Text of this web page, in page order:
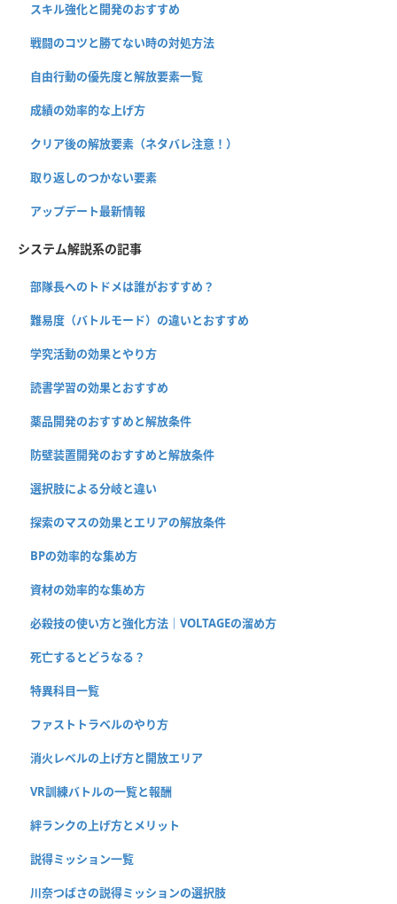
スキル強化と開発のおすすめ
戦闘のコツと勝てない時の対処方法
自由行動の優先度と解放要素一覧
成績の効率的な上げ方
クリア後の解放要素（ネタバレ注意！）
取り返しのつかない要素
アップデート最新情報
システム解説系の記事
部隊長へのトドメは誰がおすすめ？
難易度（バトルモード）の違いとおすすめ
学究活動の効果とやり方
読書学習の効果とおすすめ
薬品開発のおすすめと解放条件
防壁装置開発のおすすめと解放条件
選択肢による分岐と違い
探索のマスの効果とエリアの解放条件
BPの効率的な集め方
資材の効率的な集め方
必殺技の使い方と強化方法｜VOLTAGEの溜め方
死亡するとどうなる？
特異科目一覧
ファストトラベルのやり方
消火レベルの上げ方と開放エリア
VR訓練バトルの一覧と報酬
絆ランクの上げ方とメリット
説得ミッション一覧
川奈つばさの説得ミッションの選択肢